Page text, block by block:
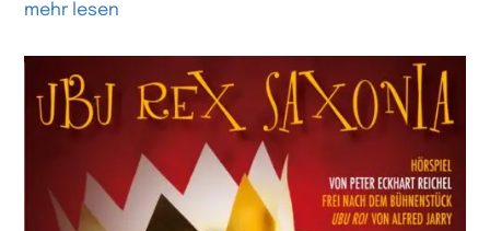
mehr lesen